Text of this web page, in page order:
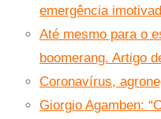
emergência
Até mesmo para o
boomerang. Artigo
Coronavírus,
Giorgio Agamben: